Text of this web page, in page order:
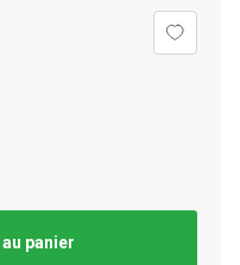
panier